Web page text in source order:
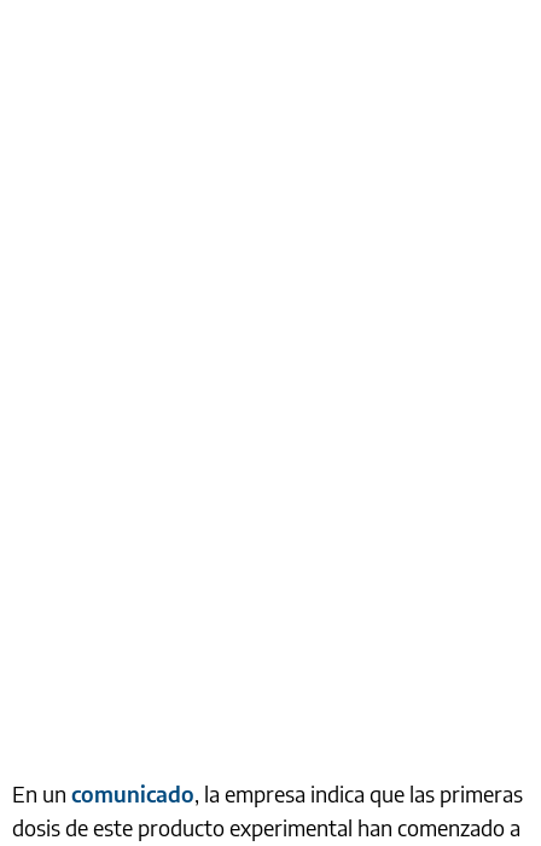
En un comunicado, la empresa indica que las primeras
dosis de este producto experimental han comenzado a